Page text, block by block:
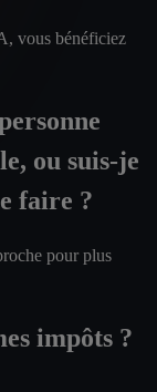
vous bénéficiez
ou suis-je
faire ?
pour plus
impôts ?